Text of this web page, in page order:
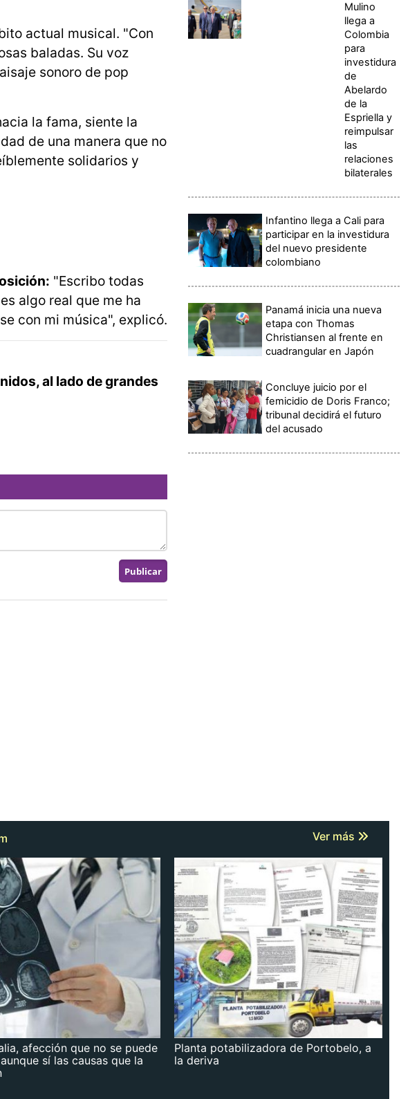
actual musical. "Con
baladas. Su voz
sonoro de pop
la fama, siente la
de una manera que no
solidarios y
"Escribo todas
algo real que me ha
con mi música", explicó.
al lado de grandes
Mulino
llega a
Colombia
para
investidura
de
Abelardo
de la
Espriella y
reimpulsar
las
relaciones
bilaterales
Infantino llega a Cali para
participar en la investidura
del nuevo presidente
colombiano
Panamá inicia una nueva
etapa con Thomas
Christiansen al frente en
cuadrangular en Japón
Concluye juicio por el
femicidio de Doris Franco;
tribunal decidirá el futuro
del acusado
Ver más
afección que no se puede
sí las causas que la
Planta potabilizadora de Portobelo, a
la deriva